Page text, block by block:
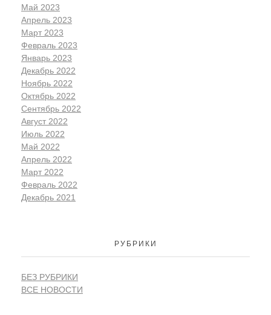
Май 2023
Апрель 2023
Март 2023
Февраль 2023
Январь 2023
Декабрь 2022
Ноябрь 2022
Октябрь 2022
Сентябрь 2022
Август 2022
Июль 2022
Май 2022
Апрель 2022
Март 2022
Февраль 2022
Декабрь 2021
РУБРИКИ
БЕЗ РУБРИКИ
ВСЕ НОВОСТИ